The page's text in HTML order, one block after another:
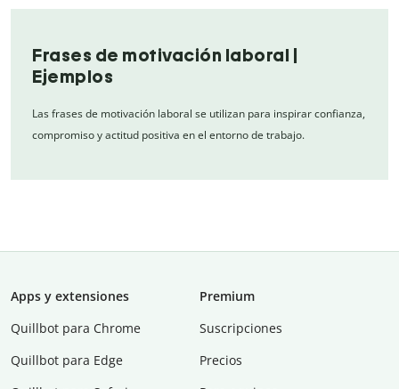
Frases de motivación laboral |
Ejemplos
Las frases de motivación laboral se utilizan para inspirar confianza,
compromiso y actitud positiva en el entorno de trabajo.
Apps y extensiones
Quillbot para Chrome
Quillbot para Edge
Premium
Suscripciones
Precios